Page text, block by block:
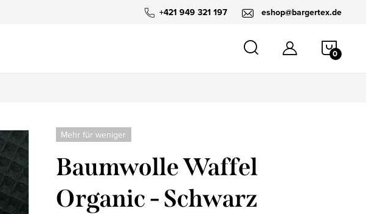
+421 949 321 197 eshop@bargertex.de
Mehr für weniger
Baumwolle Waffel
Organic - Schwarz